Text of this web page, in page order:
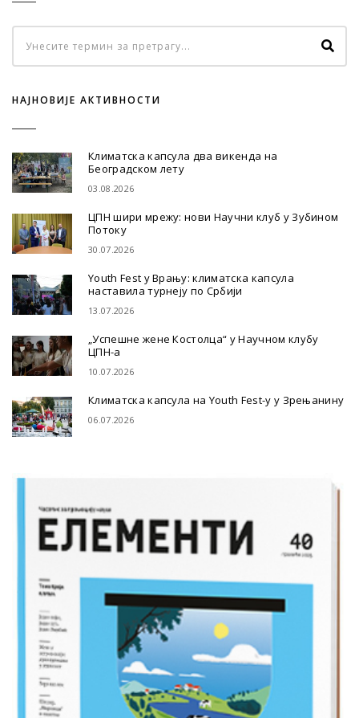
НАЈНОВИЈЕ АКТИВНОСТИ
Климатска капсула два викенда на
Београдском лету
03.08.2026
ЦПН шири мрежу: нови Научни клуб у Зубином
Потоку
30.07.2026
Youth Fest у Врању: климатска капсула
наставила турнеју по Србији
13.07.2026
„Успешне жене Костолца“ у Научном клубу
ЦПН-а
10.07.2026
Климатска капсула на Youth Fest-у у Зрењанину
06.07.2026